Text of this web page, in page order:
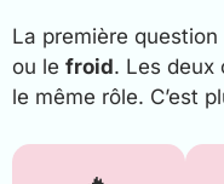
La première
ou le froid. Les deux
le même rôle. C’est